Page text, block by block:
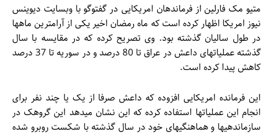
متیو مک فارلین از فرماندهان امریکایی در گفت­وگو با وب­سایت دیوینس
نیوز امریکا اظهار کرده است که ماه رمضان اخیر یکی از آرام­ترین ماه­ها
در طول سالیان گذشته بود. وی تصریح کرده که در مقایسه با سال
گذشته عملیات­های داعش در عراق تا 80 درصد و در سوریه تا 37 درصد
کاهش پیدا کرده است.
این فرمانده امریکایی افزوده که داعش صرفا از یک یا چند نفر برای
انجام این عملیات­ها استفاده کرده که این نشان می­دهد این گروهک در
سازماندهی­ها و هماهنگی­های خود در سال گذشته با شکست روبرو شده